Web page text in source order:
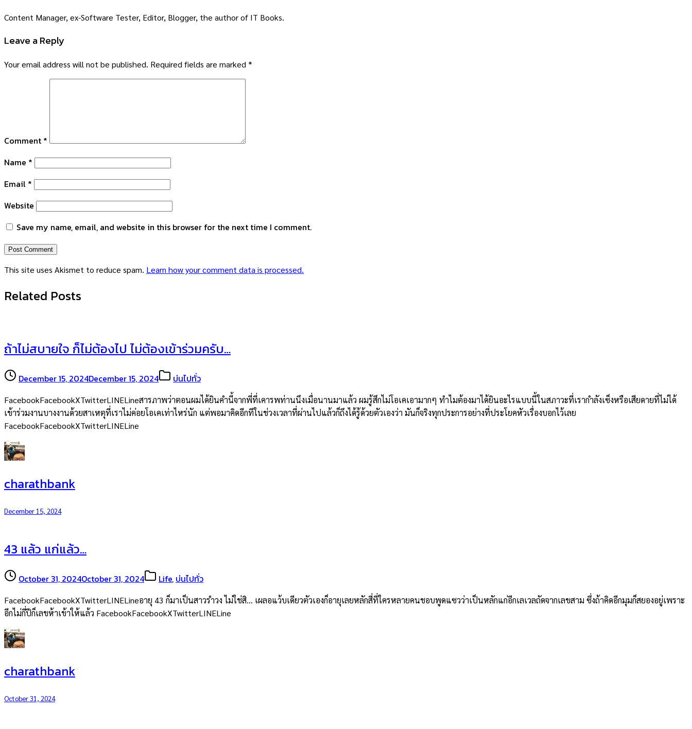
Content Manager, ex-Software Tester, Editor, Blogger, the author of IT Books.
Leave a Reply
Your email address will not be published. Required fields are marked *
Comment *
Name *
Email *
Website
Save my name, email, and website in this browser for the next time I comment.
This site uses Akismet to reduce spam. Learn how your comment data is processed.
Related Posts
ถ้าไม่สบายใจ ก็ไม่ต้องไป ไม่ต้องเข้าร่วมครับ…
December 15, 2024December 15, 2024 บ่นไปทั่ว
FacebookFacebookXTwitterLINELineสารภาพว่าตอนผมได้ยินคำนี้จากพี่ที่เคารพท่านนึงเมื่อนานมาแล้ว ผมรู้สึกไม่โอเคเอามากๆ ทำไมต้องมาได้ยินอะไรแบบนี้ในสภาวะที่เรากำลังเซ็งหรือเสียดายที่ไม่ได้
เข้าร่วมงานบางงานด้วยสาเหตุที่เราไม่ค่อยโอเคเท่าไหร่นัก แต่พอมาคิดอีกทีในช่วงเวลาที่ผ่านไปแล้วก็ถึงได้รู้ด้วยตัวเองว่า มันก็จริงทุกประการอย่างที่ประโยคหัวเรื่องบอกไว้เลย
FacebookFacebookXTwitterLINELine
charathbank
December 15, 2024
43 แล้ว แก่แล้ว…
October 31, 2024October 31, 2024 Life, บ่นไปทั่ว
FacebookFacebookXTwitterLINELineอายุ 43 ก็มาเป็นสาวรำวง ไม่ใช่สิ… เผลอแว้บเดียวตัวเองก็อายุเลยหลักสี่ที่ใครหลายคนชอบพูดแซวว่าเป็นหลักแก่อีกเลเวลถัดจากเลขสาม ซึ่งถ้าคิดอีกมุมก็สยองอยู่เพราะ
อีกไม่กี่ปีก็เลขห้าเข้าให้แล้ว FacebookFacebookXTwitterLINELine
charathbank
October 31, 2024